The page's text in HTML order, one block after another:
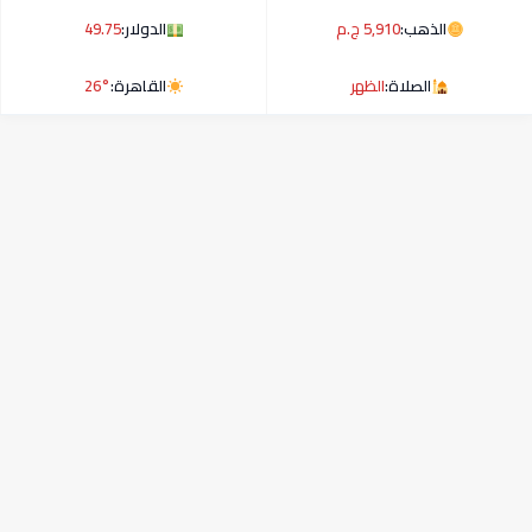
الذهب:5,910 ج.م الدولار:49.75
الصلاة:الظهر القاهرة:26°